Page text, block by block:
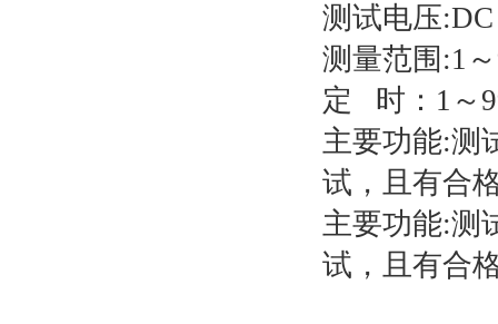
测试电压
测量范围
定 时：1～
主要功能:测
试，且有合
主要功能:测
试，且有合